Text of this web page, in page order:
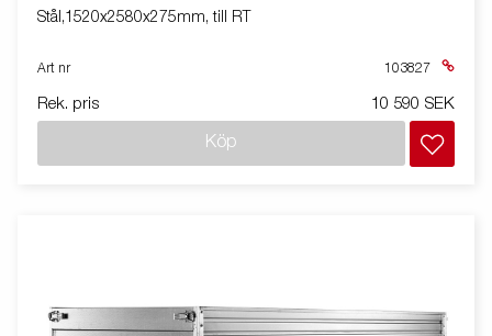
Stål,1520x2580x275mm, till RT
Art nr 103827
Rek. pris 10 590 SEK
Köp